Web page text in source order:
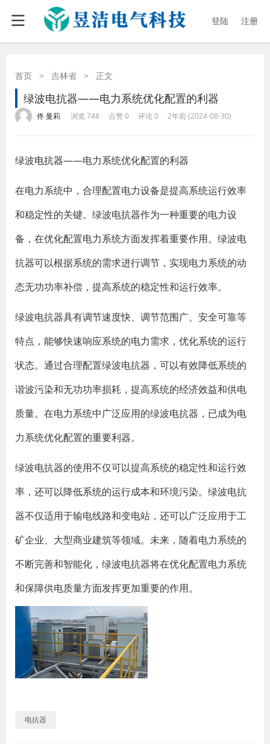
登陆 注册
首页 > 吉林省 > 正文
绿波电抗器——电力系统优化配置的利器
佟 曼莉 浏览 748 点赞 0 评论 0 2年前 (2024-08-30)
绿波电抗器——电力系统优化配置的利器
在电力系统中，合理配置电力设备是提高系统运行效率
和稳定性的关键。绿波电抗器作为一种重要的电力设
备，在优化配置电力系统方面发挥着重要作用。绿波电
抗器可以根据系统的需求进行调节，实现电力系统的动
态无功功率补偿，提高系统的稳定性和运行效率。
绿波电抗器具有调节速度快、调节范围广、安全可靠等
特点，能够快速响应系统的电力需求，优化系统的运行
状态。通过合理配置绿波电抗器，可以有效降低系统的
谐波污染和无功功率损耗，提高系统的经济效益和供电
质量。在电力系统中广泛应用的绿波电抗器，已成为电
力系统优化配置的重要利器。
绿波电抗器的使用不仅可以提高系统的稳定性和运行效
率，还可以降低系统的运行成本和环境污染。绿波电抗
器不仅适用于输电线路和变电站，还可以广泛应用于工
矿企业、大型商业建筑等领域。未来，随着电力系统的
不断完善和智能化，绿波电抗器将在优化配置电力系统
和保障供电质量方面发挥更加重要的作用。
电抗器